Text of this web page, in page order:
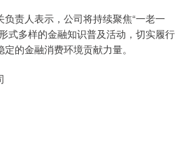
责人表示，公司将持续聚焦“一老一
式多样的金融知识普及活动，切实履行
的金融消费环境贡献力量。